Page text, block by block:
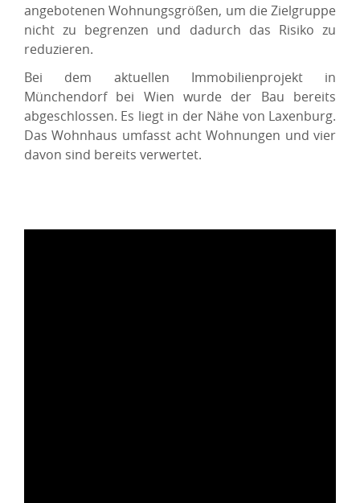
angebotenen Wohnungsgrößen, um die Zielgruppe
nicht zu begrenzen und dadurch das Risiko zu
reduzieren.
Bei dem aktuellen Immobilienprojekt in
Münchendorf bei Wien wurde der Bau bereits
abgeschlossen. Es liegt in der Nähe von Laxenburg.
Das Wohnhaus umfasst acht Wohnungen und vier
davon sind bereits verwertet.